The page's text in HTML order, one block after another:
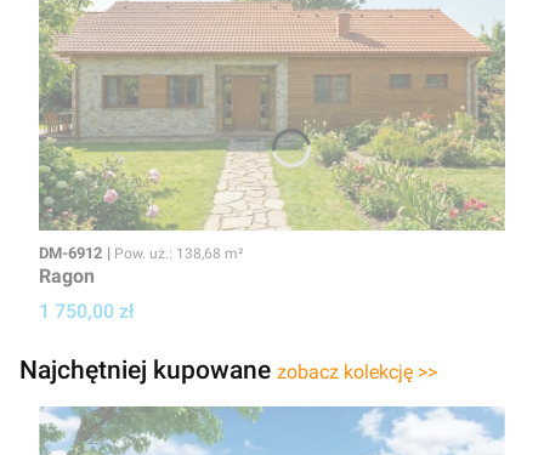
Kod
DM-6912 Powierzchnia użytkowa
Pow. uż.: 138,68 m²
Ragon
Cena projektu
1 750,00 zł
Najchętniej kupowane zobacz kolekcję >>